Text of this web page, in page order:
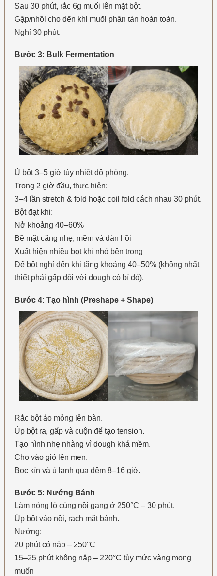
Sau 30 phút, rắc 6g muối lên mặt bột.
Gập/nhồi cho đến khi muối phân tán hoàn toàn.
Nghỉ 30 phút.
Bước 3: Bulk Fermentation
Ủ bột 3–5 giờ tùy nhiệt độ phòng.
Trong 2 giờ đầu, thực hiện:
3–4 lần stretch & fold hoặc coil fold cách nhau 30 phút.
Bột đạt khi:
Nở khoảng 40–60%
Bề mặt căng nhẹ, mềm và đàn hồi
Xuất hiện nhiều bọt khí nhỏ bên trong
Để bột nghỉ đến khi tăng khoảng 40–50% (không nhất
thiết phải gấp đôi với dough có bí đỏ).
Bước 4: Tạo hình (Preshape + Shape)
Rắc bột áo mỏng lên bàn.
Úp bột ra, gấp và cuộn để tạo tension.
Tạo hình nhẹ nhàng vì dough khá mềm.
Cho vào giỏ lên men.
Bọc kín và ủ lạnh qua đêm 8–16 giờ.
Bước 5: Nướng Bánh
Làm nóng lò cùng nồi gang ở 250°C – 30 phút.
Úp bột vào nồi, rạch mặt bánh.
Nướng:
20 phút có nắp – 250°C
15–25 phút không nắp – 220°C tùy mức vàng mong
muốn